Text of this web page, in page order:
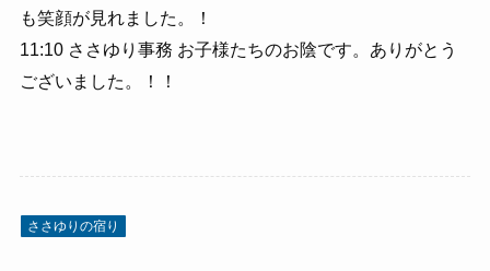
も笑顔が見れました。！
11:10 ささゆり事務 お子様たちのお陰です。ありがとう
ございました。！！
ささゆりの宿り